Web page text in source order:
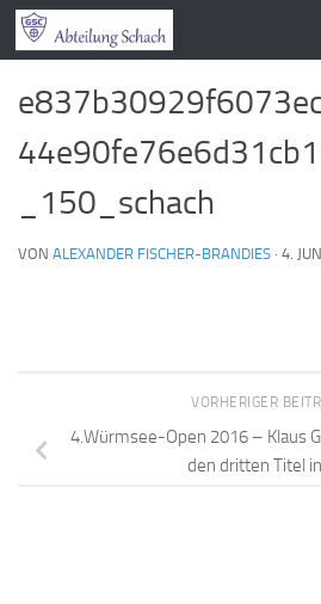
Zum Inhalt springen
_150_schach
VON ALEXANDER FISCHER-BRANDIES · 4.
VORHERIGER
4.Würmsee-Open 2016 – Klaus
den dritten Titel